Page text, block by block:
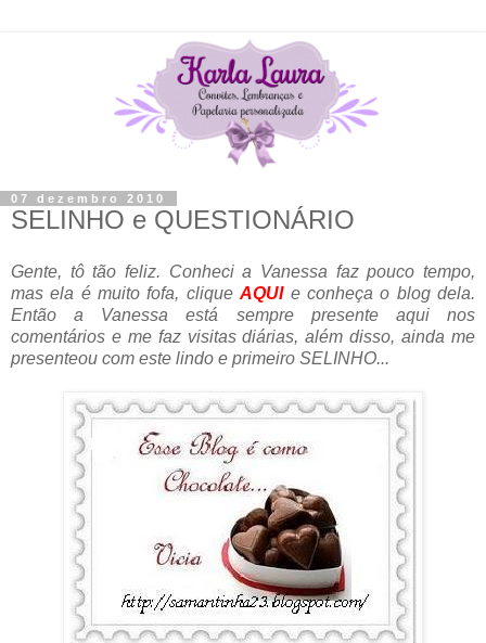
07 dezembro 2010
SELINHO e QUESTIONÁRIO
Gente, tô tão feliz. Conheci a Vanessa faz pouco tempo,
mas ela é muito fofa, cliqueAQUIe conheça o blog dela.
Então a Vanessa está sempre presente aqui nos
comentários e me faz visitas diárias, além disso, ainda me
presenteou com este lindo e primeiro SELINHO...